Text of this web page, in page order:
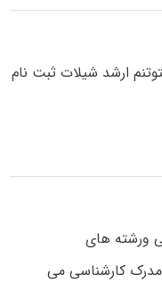
ارشد شیلات ثبت نام
ورشته های
مدرک کارشناسی می